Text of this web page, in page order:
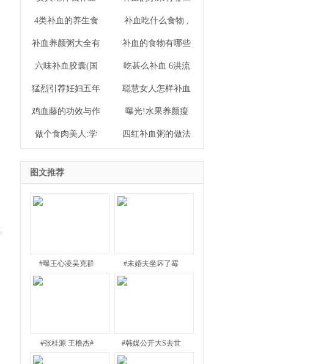
4类补血的养生食 补血吃什么食物 ,
补血养颜粥大全有 补血的食物有哪些
六味补血胶囊(国 吃甚么补血 6洪流
猛烈引荐妊妇五年 聪慧女人怎样补血
鸡血藤的功效与作 曝光!水果养颜瘦
做个食肉美人:学 四红补血粥的做法
图文推荐
#曝王心凌吴克群 #未婚夫坐坏了霉
#张桂源 王橹杰# #韩媒公开大S去世